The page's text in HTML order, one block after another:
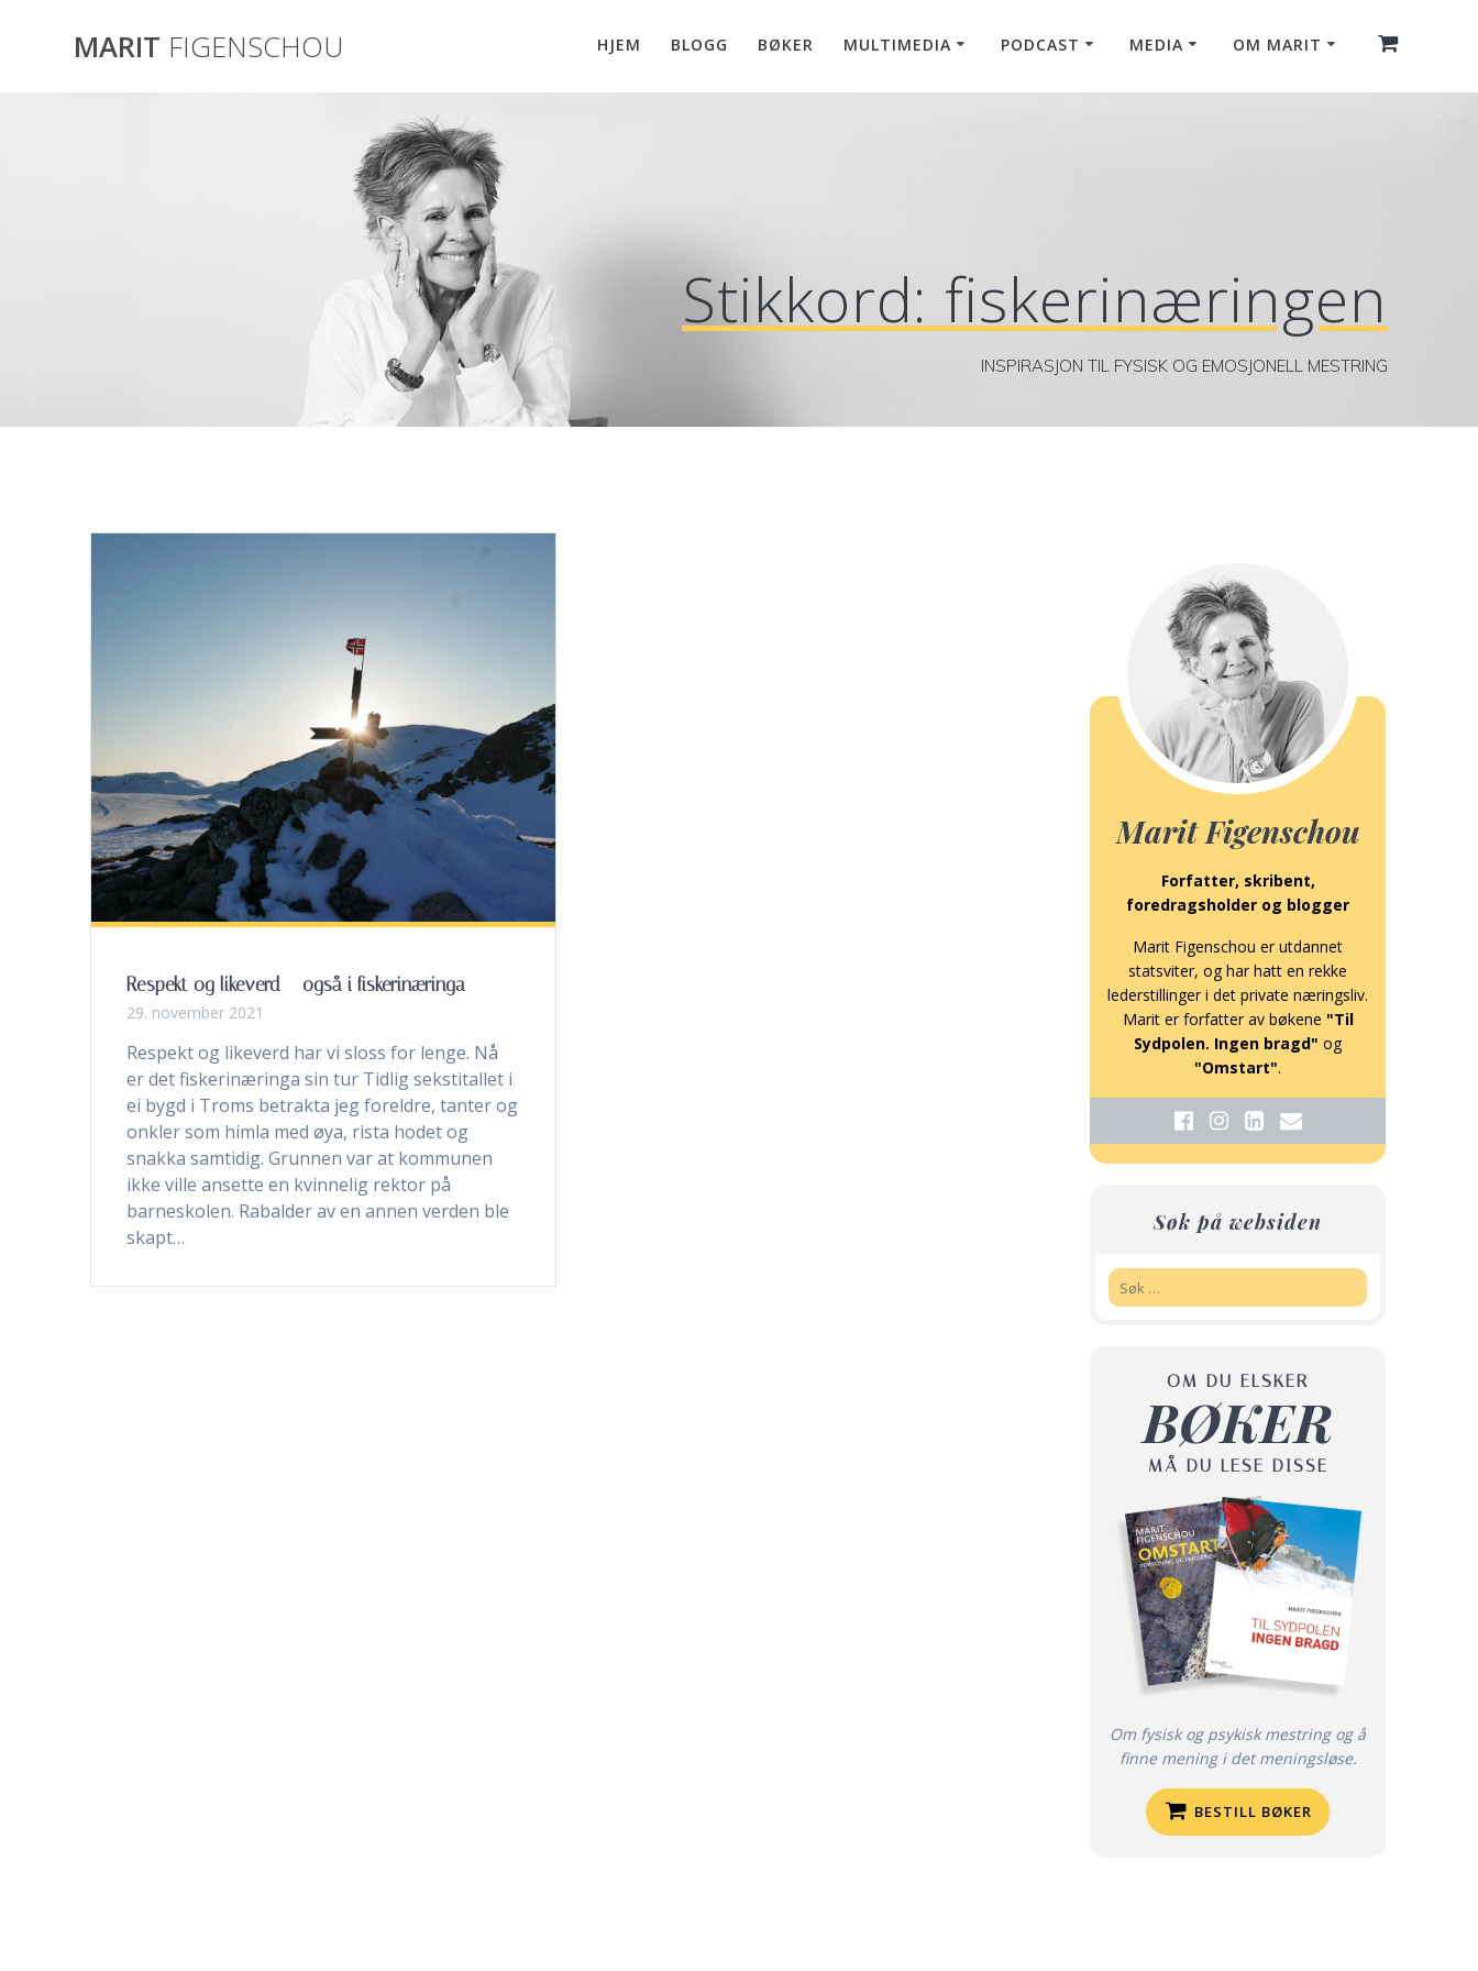
MARIT FIGENSCHOU HJEM BLOGG BØKER MULTIMEDIA PODCAST MEDIA OM MARIT
Stikkord: fiskerinæringen
INSPIRASJON TIL FYSISK OG EMOSJONELL MESTRING
Respekt og likeverd – også i fiskerinæringa
29. november 2021
Respekt og likeverd har vi sloss for lenge. Nå
er det fiskerinæringa sin tur Tidlig sekstitallet i
ei bygd i Troms betrakta jeg foreldre, tanter og
onkler som himla med øya, rista hodet og
snakka samtidig. Grunnen var at kommunen
ikke ville ansette en kvinnelig rektor på
barneskolen. Rabalder av en annen verden ble
skapt…
Marit Figenschou
Forfatter, skribent,
foredragsholder og blogger
Marit Figenschou er utdannet
statsviter, og har hatt en rekke
lederstillinger i det private næringsliv.
Marit er forfatter av bøkene "Til
Sydpolen. Ingen bragd" og
"Omstart".
Søk på websiden
OM DU ELSKER
BØKER
MÅ DU LESE DISSE
Om fysisk og psykisk mestring og å
finne mening i det meningsløse.
BESTILL BØKER